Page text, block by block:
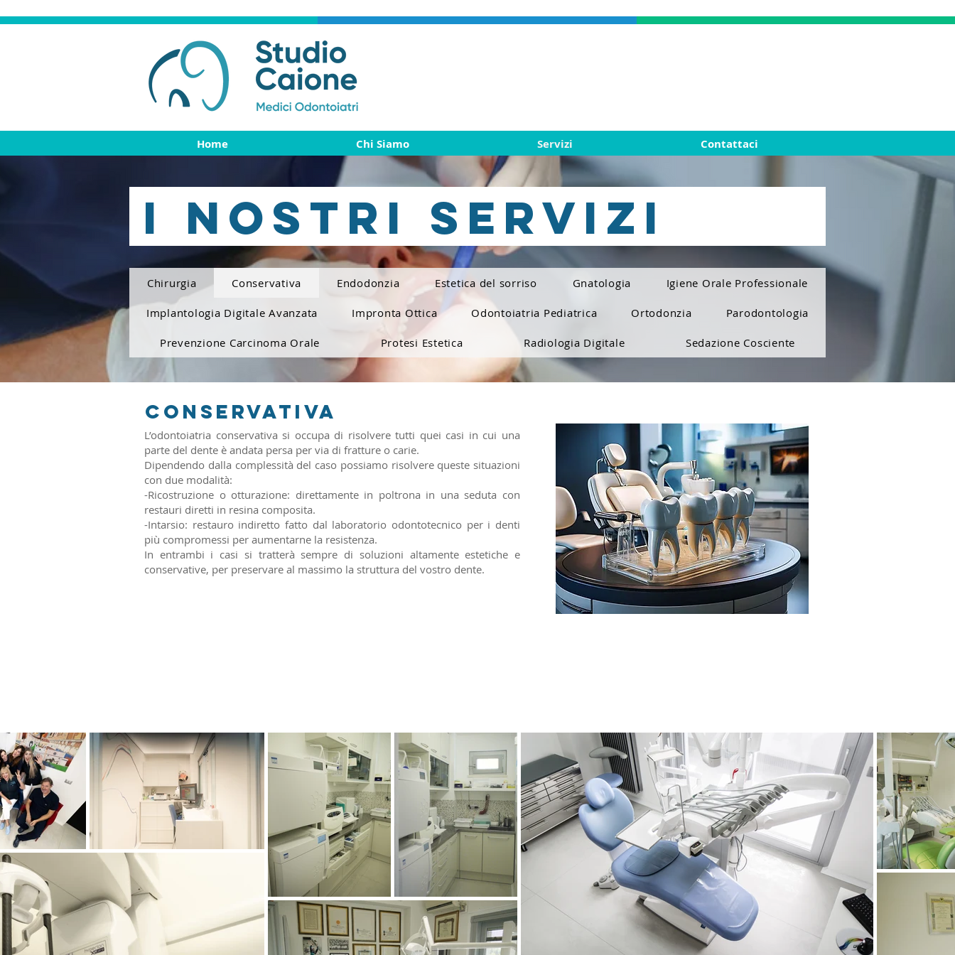
Home Chi Siamo Servizi Contattaci
I NOSTRI SERVIZI
Chirurgia Conservativa Endodonzia Estetica del sorriso Gnatologia Igiene Orale Professionale
Implantologia Digitale Avanzata Impronta Ottica Odontoiatria Pediatrica Ortodonzia Parodontologia
Prevenzione Carcinoma Orale Protesi Estetica Radiologia Digitale Sedazione Cosciente
CONSERVATIVA
L’odontoiatria conservativa si occupa di risolvere tutti quei casi in cui una
parte del dente è andata persa per via di fratture o carie.
Dipendendo dalla complessità del caso possiamo risolvere queste situazioni
con due modalità:
-Ricostruzione o otturazione: direttamente in poltrona in una seduta con
restauri diretti in resina composita.
-Intarsio: restauro indiretto fatto dal laboratorio odontotecnico per i denti
più compromessi per aumentarne la resistenza.
In entrambi i casi si tratterà sempre di soluzioni altamente estetiche e
conservative, per preservare al massimo la struttura del vostro dente.